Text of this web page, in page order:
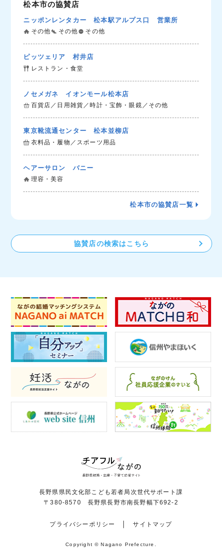
松本市の協賛店
ニッポンレンタカー 松本駅アルプス口 営業所
その他 その他 その他
ピッツェリア 村井店
レストラン・食堂
ノセメガネ イオンモール松本店
百貨店／日用雑貨／時計・宝飾・眼鏡／その他
東京靴流通センター 松本並柳店
衣料品・履物／スポーツ用品
ヘアーサロン バニー
理容・美容
松本市の協賛店一覧
協賛店の検索はこちら
長野県県民文化部こども若者局次世代サポート課
〒380-8570 長野県長野市南長野幅下692-2
プライバシーポリシー サイトマップ
Copyright © Nagano Prefecture.